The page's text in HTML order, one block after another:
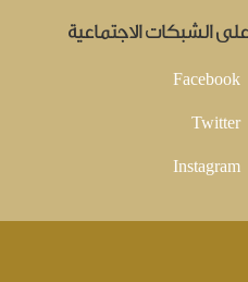
على الشبكات الاجتماعية
Facebook
Twitter
Instagram